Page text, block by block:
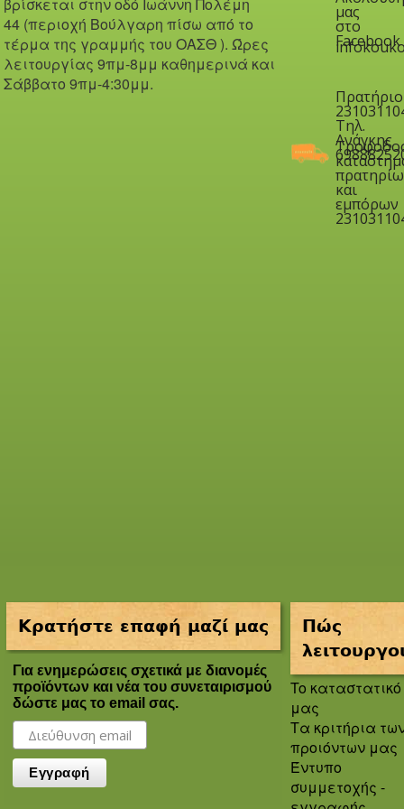
44 (περιοχή Βούλγαρη πίσω από το
τέρμα της γραμμής του ΟΑΣΘ ). Ώρες
λειτουργίας 9πμ-8μμ καθημερινά και
Σάββατο 9πμ-4:30μμ.
μας
στο
Facebook
Πρατήριο
Τηλ.
Ανάγκης
και
εμπόρων
Κρατήστε επαφή μαζί μας
Για ενημερώσεις σχετικά με διανομές
προϊόντων και νέα του συνεταιρισμού
δώστε μας το email σας.
Πώς
To καταστατικό
μας
Τα κριτήρια
προιόντων μας
Έντυπο
συμμετοχής -